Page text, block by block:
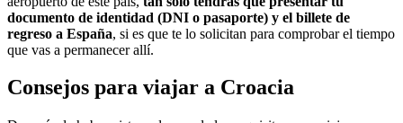
documento de identidad (DNI o pasaporte) y el billete de
regreso a España, si es que te lo solicitan para comprobar el tiempo
que vas a permanecer allí.
Consejos para viajar a Croacia